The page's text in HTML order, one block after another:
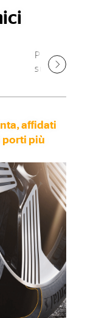
Performance
su misura
affidati
porti più